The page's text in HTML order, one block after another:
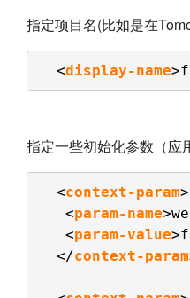
指定项目名(比如是在
<display-name
指定一些初始化参数（应
<context-param
<param-name
<param-value
</context-param